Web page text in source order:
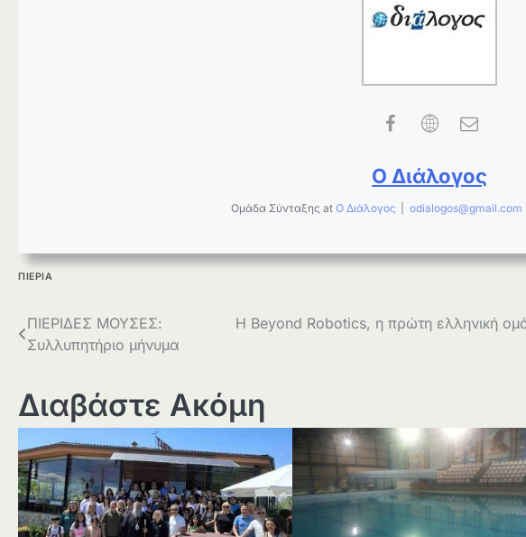
Ο Διάλογος
Ομάδα Σύνταξης at Ο Διάλογος odialogos@gmail.com
ΠΙΕΡΙΑ
Πλοήγηση
άρθρων
ΠΙΕΡΙΔΕΣ ΜΟΥΣΕΣ:
Συλλυπητήριο μήνυμα
H Beyond Robotics, η πρώτη ελληνική
Διαβάστε Ακόμη